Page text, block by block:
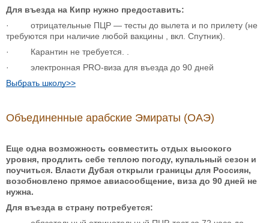
Для въезда на Кипр нужно предоставить:
· отрицательные ПЦР — тесты до вылета и по прилету (не
требуются при наличие любой вакцины , вкл. Спутник).
· Карантин не требуется. .
· электронная PRO-виза для въезда до 90 дней
Выбрать школу>>
Объединенные арабские Эмираты (ОАЭ)
Еще одна возможность совместить отдых высокого
уровня, продлить себе теплою погоду, купальный сезон и
поучиться. Власти Дубая открыли границы для Россиян,
возобновлено прямое авиасообщение, виза до 90 дней не
нужна.
Для въезда в страну потребуется: